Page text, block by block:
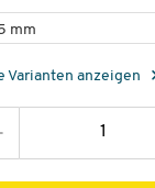
Varianten anzeigen